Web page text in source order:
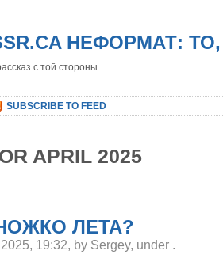
НЕФОРМАТ:
с той стороны
SUBSCRIBE TO FEED
APRIL 2025
ЛЕТА?
19:32, by Sergey, under .